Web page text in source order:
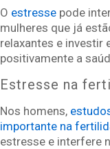
O estresse pode
mulheres que já
relaxantes e investir
positivamente a
Estresse na
Nos homens,
importante na
estresse e interfere